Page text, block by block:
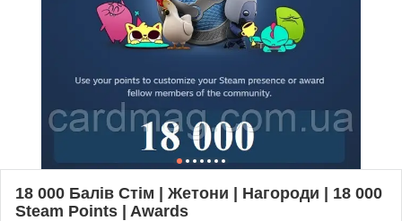
18 000 Балів Стім | Жетони | Нагороди | 18 000
Steam Points | Awards